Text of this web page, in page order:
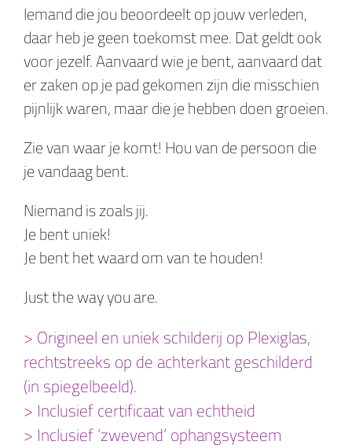
Iemand die jou beoordeelt op jouw verleden,
daar heb je geen toekomst mee. Dat geldt ook
voor jezelf. Aanvaard wie je bent, aanvaard dat
er zaken op je pad gekomen zijn die misschien
pijnlijk waren, maar die je hebben doen groeien.
Zie van waar je komt! Hou van de persoon die
je vandaag bent.
Niemand is zoals jij.
Je bent uniek!
Je bent het waard om van te houden!
Just the way you are.
> Origineel en uniek schilderij op Plexiglas,
rechtstreeks op de achterkant geschilderd
(in spiegelbeeld).
> Inclusief certificaat van echtheid
> Inclusief ‘zwevend’ ophangsysteem